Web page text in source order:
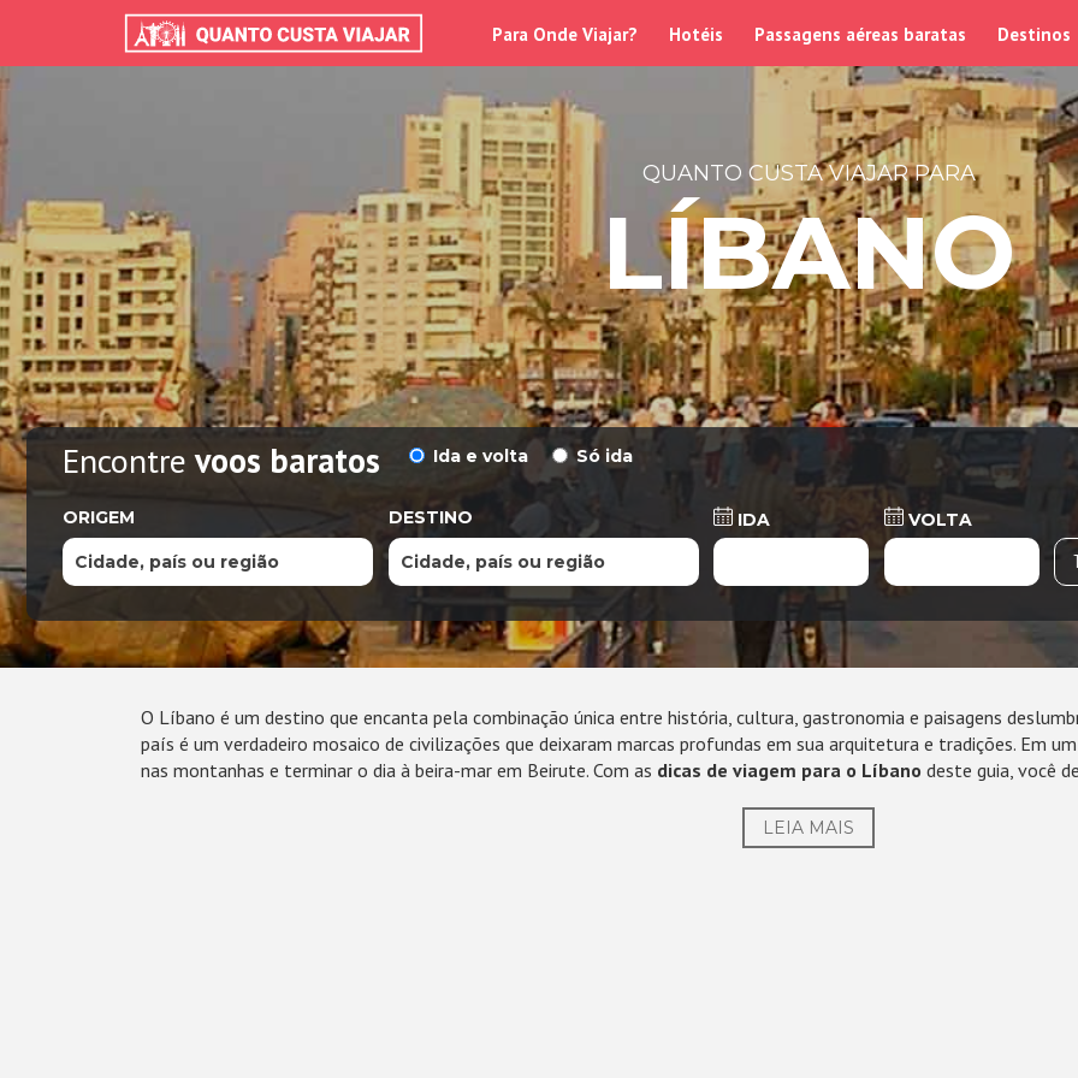
Para Onde Viajar? Hotéis Passagens aéreas baratas Destinos
QUANTO CUSTA VIAJAR PARA
LÍBANO
Encontrevoos baratos Ida e volta Só ida
ORIGEM DESTINO IDA
VOLTA
Cidade, país ou região
Cidade, país ou região
O Líbano é um destino que encanta pela combinação única entre história, cultura, gastronomia e paisagens
país é um verdadeiro mosaico de civilizações que deixaram marcas profundas em sua arquitetura e tradições. Em
nas montanhas e terminar o dia à beira-mar em Beirute. Com as dicas de viagem para o Líbano deste guia, você
LEIA MAIS